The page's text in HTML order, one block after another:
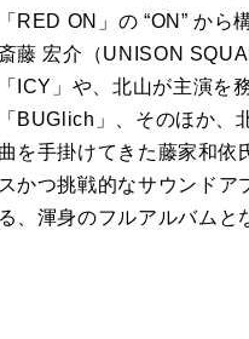
「RED ON」の “ON” か
斎藤 宏介（UNISON
「ICY」や、北山が主演を
「BUGlich」、そのほか
曲を手掛けてきた藤家和依
スかつ挑戦的なサウンドア
る、渾身のフルアルバムと